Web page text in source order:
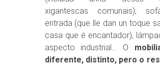
xigantescas comunais),
entrada (que lle dan un toque
casa que é encantador),
aspecto industrial… O
diferente, distinto, pero o